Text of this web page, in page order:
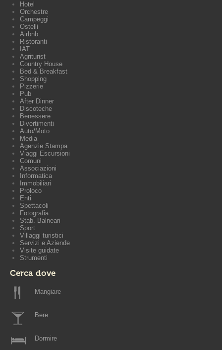
Hotel
Orchestre
Campeggi
Ostelli
Airbnb
Ristoranti
IAT
Agriturist
Country House
Bed & Breakfast
Shopping
Pizzerie
Pub
After Dinner
Discoteche
Benessere
Divertimenti
Auto/Moto
Media
Agenzie Stampa
Viaggi Escursioni
Comuni
Associazioni
Informatica
Immobiliari
Proloco
Enti
Spettacoli
Fotografia
Stab. Balneari
Sport
Villaggi turistici
Servizi e Aziende
Visite guidate
Strumenti
Cerca dove
Mangiare
Bere
Dormire